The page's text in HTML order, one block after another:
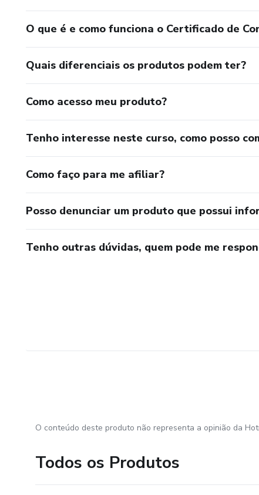
O que é e como funciona o Certificado de
Quais diferenciais os produtos podem ter?
Como acesso meu produto?
Tenho interesse neste curso, como posso
Como faço para me afiliar?
Posso denunciar um produto que possui
Tenho outras dúvidas, quem pode me
O conteúdo deste produto não representa a opinião da
Todos os Produtos